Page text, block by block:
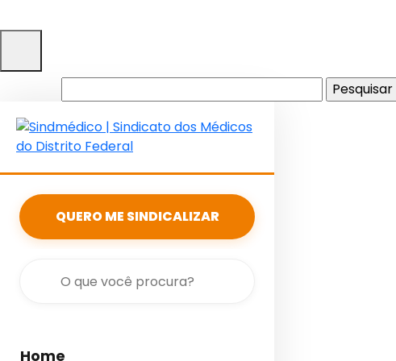
por:
QUERO ME SINDICALIZAR
Home